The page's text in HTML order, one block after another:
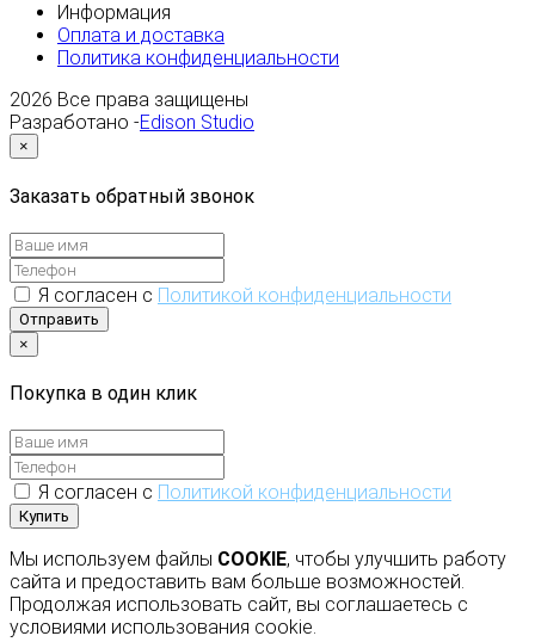
Информация
Оплата и доставка
Политика конфиденциальности
2026 Все права защищены
Разработано -Edison Studio
×
Заказать обратный звонок
Я согласен с Политикой конфиденциальности
Отправить
×
Покупка в один клик
Я согласен с Политикой конфиденциальности
Купить
Мы используем файлы COOKIE, чтобы улучшить работу
сайта и предоставить вам больше возможностей.
Продолжая использовать сайт, вы соглашаетесь с
условиями использования cookie.